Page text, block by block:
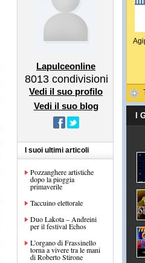
Lapulceonline
8013 condivisioni
Vedi il suo profilo
Vedi il suo blog
I suoi ultimi articoli
Pozzanghere artistiche
dopo la pioggia
primaverile
Taccuino elettorale
Duo Lakota – Andreini
per il festival Echos
L’organo di Frassinello
torna a vivere tra le mani
di Roberto Stirone
I